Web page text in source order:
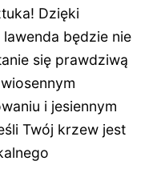
Dzięki
będzie nie
się prawdziwą
i jesiennym
Twój krzew jest